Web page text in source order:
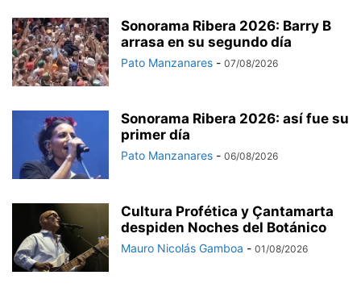
Sonorama Ribera 2026: Barry B
arrasa en su segundo día
Pato Manzanares - 07/08/2026
Sonorama Ribera 2026: así fue su
primer día
Pato Manzanares - 06/08/2026
Cultura Profética y Çantamarta
despiden Noches del Botánico
Mauro Nicolás Gamboa - 01/08/2026